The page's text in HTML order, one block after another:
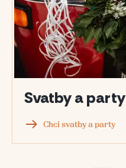
Svatby a party
Chci svatby a party